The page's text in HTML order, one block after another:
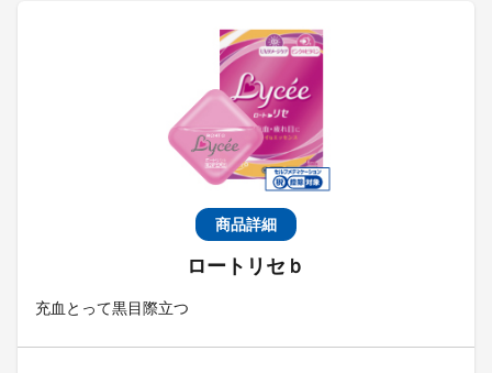
商品詳細
ロートリセｂ
充血とって黒目際立つ